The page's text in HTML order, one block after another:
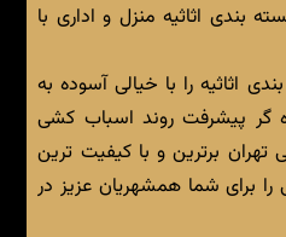
بندی اثاثیه منزل و اداری با
اثاثیه را با خیالی آسوده به
گر پیشرفت روند اسباب کشی
تهران برترین و با کیفیت ترین
برای شما همشهریان عزیز در